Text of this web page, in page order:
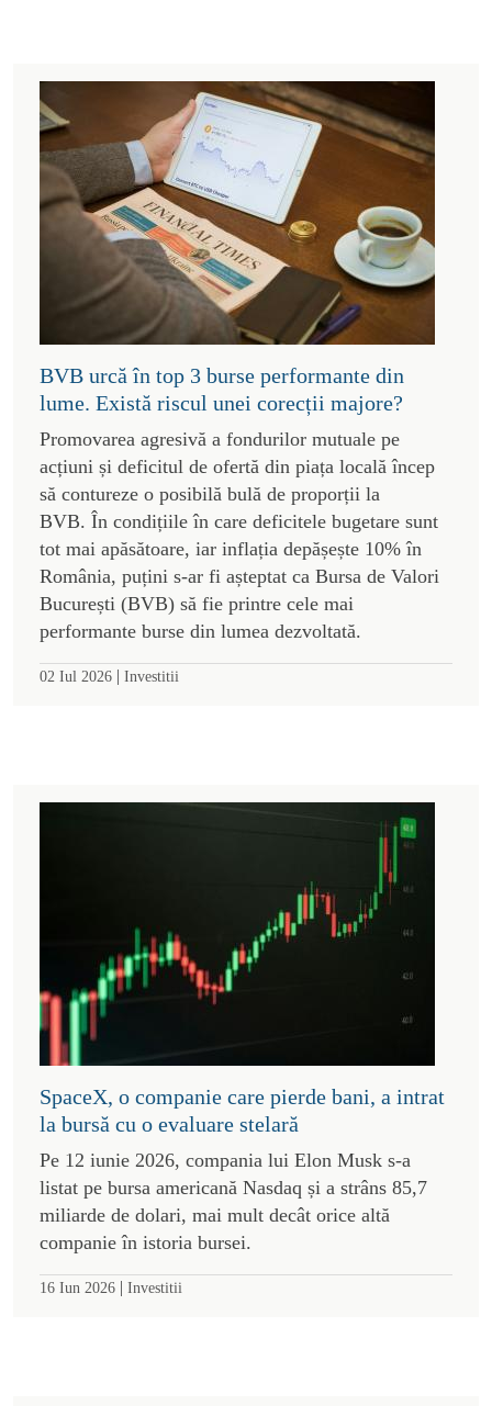
BVB urcă în top 3 burse performante din
lume. Există riscul unei corecții majore?
Promovarea agresivă a fondurilor mutuale pe
acțiuni și deficitul de ofertă din piața locală încep
să contureze o posibilă bulă de proporții la
BVB. În condițiile în care deficitele bugetare sunt
tot mai apăsătoare, iar inflația depășește 10% în
România, puțini s-ar fi așteptat ca Bursa de Valori
București (BVB) să fie printre cele mai
performante burse din lumea dezvoltată.
02 Iul 2026 | Investitii
SpaceX, o companie care pierde bani, a intrat
la bursă cu o evaluare stelară
Pe 12 iunie 2026, compania lui Elon Musk s-a
listat pe bursa americană Nasdaq și a strâns 85,7
miliarde de dolari, mai mult decât orice altă
companie în istoria bursei.
16 Iun 2026 | Investitii